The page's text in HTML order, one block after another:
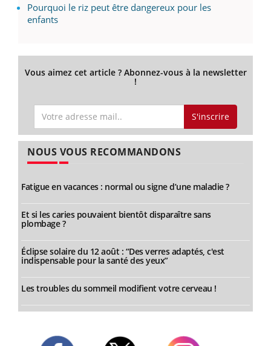
Pourquoi le riz peut être dangereux pour les
enfants
Vous aimez cet article ? Abonnez-vous à la newsletter
!
S'inscrire
NOUS VOUS RECOMMANDONS
Fatigue en vacances : normal ou signe d’une maladie ?
Et si les caries pouvaient bientôt disparaître sans
plombage ?
Éclipse solaire du 12 août : “Des verres adaptés, c'est
indispensable pour la santé des yeux”
Les troubles du sommeil modifient votre cerveau !